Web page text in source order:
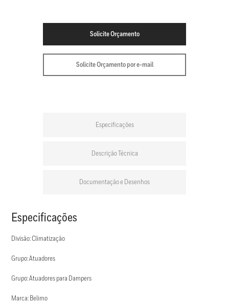
Solicite Orçamento
Solicite Orçamento por e-mail
Especificações
Descrição Técnica
Documentação e Desenhos
Especificações
Divisão: Climatização
Grupo: Atuadores
Grupo: Atuadores para Dampers
Marca: Belimo